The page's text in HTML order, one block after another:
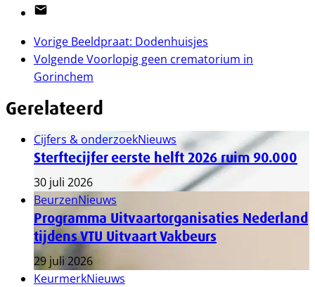
Email
Vorige Beeldpraat: Dodenhuisjes
VolgendeVoorlopig geen crematorium in
Gorinchem
Gerelateerd
Cijfers & onderzoekNieuws
Sterftecijfer eerste helft 2026 ruim 90.000
30 juli 2026
BeurzenNieuws
Programma Uitvaartorganisaties Nederland
tijdens VTU Uitvaart Vakbeurs
29 juli 2026
KeurmerkNieuws